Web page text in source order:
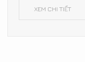
XEM CHI TIẾT